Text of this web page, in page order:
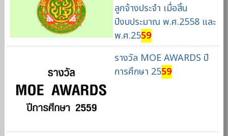
ลูกจ้างประจำ เมื่อสิ้น
ปีงบประมาณ พ.ศ.2558 และ
พ.ศ.2559
รางวัล MOE AWARDS ปี
การศึกษา 2559